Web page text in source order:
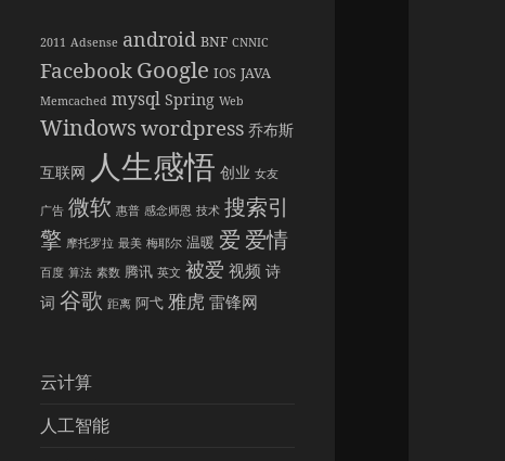
2011 Adsense android BNF CNNIC
FacebookGoogle IOS JAVA
Memcached mysql Spring Web
Windowswordpress 乔布斯
互联网 人生感悟 创业 女友
广告 微软 惠普 感念师恩 技术 搜索引
擎 摩托罗拉 最美 梅耶尔 温暖 爱爱情
百度 算法 素数 腾讯 英文 被爱 视频 诗
词 谷歌 距离 阿弋 雅虎 雷锋网
云计算
人工智能